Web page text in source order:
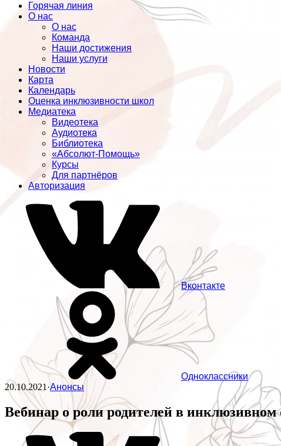
Горячая линия
О нас
О нас
Команда
Наши достижения
Наши услуги
Новости
Карта
Календарь
Оценка инклюзивности школ
Медиатека
Видеотека
Аудиотека
Библиотека
«Абсолют-Помощь»
Курсы
Для партнёров
Авторизация
Вконтакте
Одноклассники
20.10.2021·Анонсы
Вебинар о роли родителей в инклюзивном